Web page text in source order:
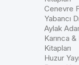
Cenevre
Yabancı
Aylak
Karınca
Kitapları
Huzur